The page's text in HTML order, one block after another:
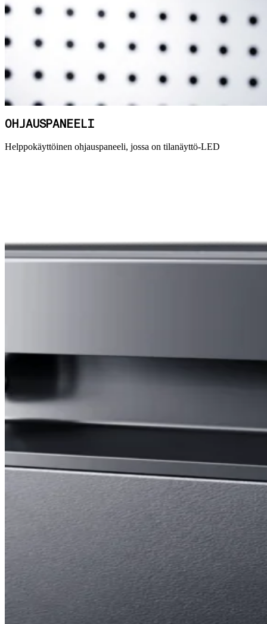
OHJAUSPANEELI
Helppokäyttöinen ohjauspaneeli, jossa on tilanäyttö-LED